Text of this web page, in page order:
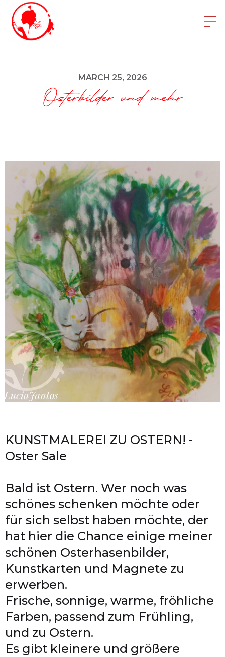
MARCH 25, 2026
Osterbilder und mehr
KUNSTMALEREI ZU OSTERN! -
Oster Sale
Bald ist Ostern. Wer noch was
schönes schenken möchte oder
für sich selbst haben möchte, der
hat hier die Chance einige meiner
schönen Osterhasenbilder,
Kunstkarten und Magnete zu
erwerben.
Frische, sonnige, warme, fröhliche
Farben, passend zum Frühling,
und zu Ostern.
Es gibt kleinere und größere